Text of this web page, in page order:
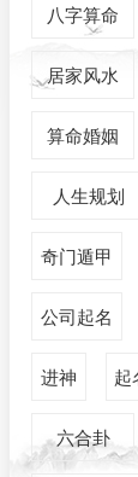
八字算命
居家风水
算命婚姻
人生规划
奇门遁甲
公司起名
进神 起
六合卦